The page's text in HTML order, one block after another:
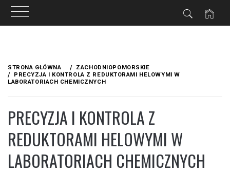
treści
STRONA GŁÓWNA
ZACHODNIOPOMORSKIE
PRECYZJA I KONTROLA Z REDUKTORAMI HELOWYMI W
LABORATORIACH CHEMICZNYCH
PRECYZJA I KONTROLA Z
REDUKTORAMI HELOWYMI W
LABORATORIACH CHEMICZNYCH